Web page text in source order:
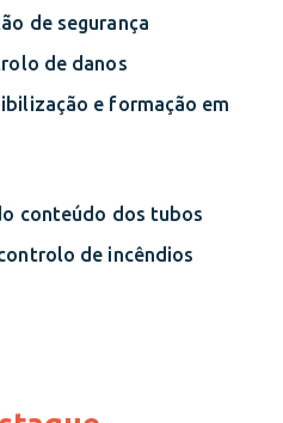
de segurança
de danos
e formação em
conteúdo dos tubos
de incêndios